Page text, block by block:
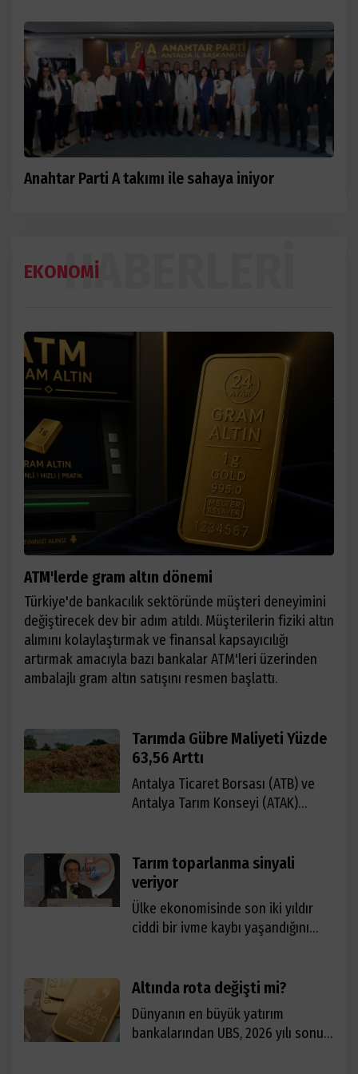
Anahtar Parti A takımı ile sahaya iniyor
EKONOMİHABERLERI
ATM'lerde gram altın dönemi
Türkiye'de bankacılık sektöründe müşteri deneyimini
değiştirecek dev bir adım atıldı. Müşterilerin fiziki altın
alımını kolaylaştırmak ve finansal kapsayıcılığı
artırmak amacıyla bazı bankalar ATM'leri üzerinden
ambalajlı gram altın satışını resmen başlattı.
Tarımda Gübre Maliyeti Yüzde
63,56 Arttı
Antalya Ticaret Borsası (ATB) ve
Antalya Tarım Konseyi (ATAK)
(TÜİK) açıkladığı Mayıs 2026
Tarımsal Girdi Fiyat Endeksi’ni
(Tarım-GFE) değerlendirdi.
Tarım toparlanma sinyali
veriyor
Ülke ekonomisinde son iki yıldır
ciddi bir ivme kaybı yaşandığını
daralmanın ardından ilk çeyrekte
yüzde 4,6 büyüyerek toparlanma
sinyali verdiğini dile getirdi.
Altında rota değişti mi?
Dünyanın en büyük yatırım
bankalarından UBS, 2026 yılı sonu